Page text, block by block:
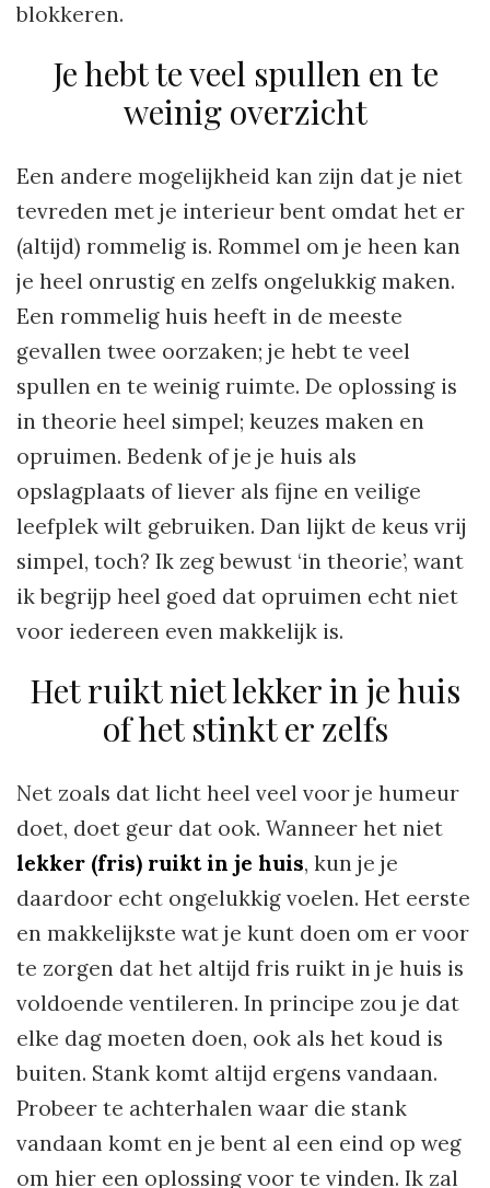
blokkeren.
Je hebt te veel spullen en te
weinig overzicht
Een andere mogelijkheid kan zijn dat je niet
tevreden met je interieur bent omdat het er
(altijd) rommelig is. Rommel om je heen kan
je heel onrustig en zelfs ongelukkig maken.
Een rommelig huis heeft in de meeste
gevallen twee oorzaken; je hebt te veel
spullen en te weinig ruimte. De oplossing is
in theorie heel simpel; keuzes maken en
opruimen. Bedenk of je je huis als
opslagplaats of liever als fijne en veilige
leefplek wilt gebruiken. Dan lijkt de keus vrij
simpel, toch? Ik zeg bewust ‘in theorie’, want
ik begrijp heel goed dat opruimen echt niet
voor iedereen even makkelijk is.
Het ruikt niet lekker in je huis
of het stinkt er zelfs
Net zoals dat licht heel veel voor je humeur
doet, doet geur dat ook. Wanneer het niet
lekker (fris) ruikt in je huis, kun je je
daardoor echt ongelukkig voelen. Het eerste
en makkelijkste wat je kunt doen om er voor
te zorgen dat het altijd fris ruikt in je huis is
voldoende ventileren. In principe zou je dat
elke dag moeten doen, ook als het koud is
buiten. Stank komt altijd ergens vandaan.
Probeer te achterhalen waar die stank
vandaan komt en je bent al een eind op weg
om hier een oplossing voor te vinden. Ik zal